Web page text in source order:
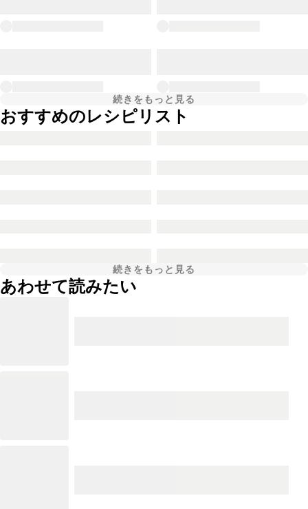
続きをもっと見る
おすすめのレシピリスト
続きをもっと見る
あわせて読みたい